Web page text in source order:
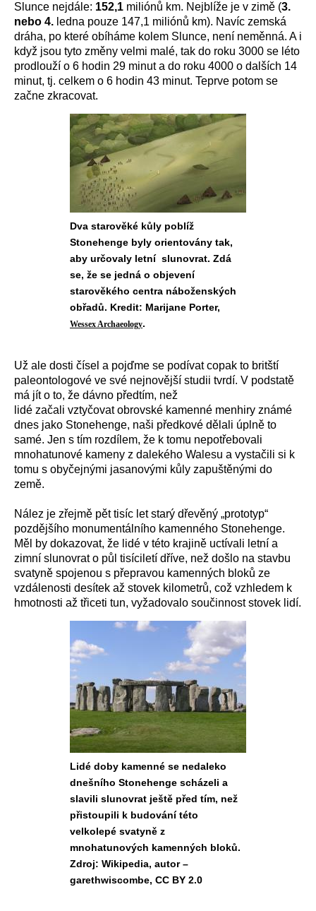
Slunce nejdále: 152,1 miliónů km. Nejblíže je v zimě (3.
nebo 4. ledna pouze 147,1 miliónů km). Navíc zemská
dráha, po které obíháme kolem Slunce, není neměnná. A i
když jsou tyto změny velmi malé, tak do roku 3000 se léto
prodlouží o 6 hodin 29 minut a do roku 4000 o dalších 14
minut, tj. celkem o 6 hodin 43 minut. Teprve potom se
začne zkracovat.
Dva starověké kůly poblíž
Stonehenge byly orientovány tak,
aby určovaly letní slunovrat. Zdá
se, že se jedná o objevení
starověkého centra náboženských
obřadů. Kredit: Marijane Porter,
Wessex Archaeology.
Už ale dosti čísel a pojďme se podívat copak to britští
paleontologové ve své nejnovější studii tvrdí. V podstatě
má jít o to, že dávno předtím, než
lidé začali vztyčovat obrovské kamenné menhiry známé
dnes jako Stonehenge, naši předkové dělali úplně to
samé. Jen s tím rozdílem, že k tomu nepotřebovali
mnohatunové kameny z dalekého Walesu a vystačili si k
tomu s obyčejnými jasanovými kůly zapuštěnými do
země.
Nález je zřejmě pět tisíc let starý dřevěný „prototyp“
pozdějšího monumentálního kamenného Stonehenge.
Měl by dokazovat, že lidé v této krajině uctívali letní a
zimní slunovrat o půl tisíciletí dříve, než došlo na stavbu
svatyně spojenou s přepravou kamenných bloků ze
vzdálenosti desítek až stovek kilometrů, což vzhledem k
hmotnosti až třiceti tun, vyžadovalo součinnost stovek lidí.
Lidé doby kamenné se nedaleko
dnešního Stonehenge scházeli a
slavili slunovrat ještě před tím, než
přistoupili k budování této
velkolepé svatyně z
mnohatunových kamenných bloků.
Zdroj: Wikipedia, autor –
garethwiscombe, CC BY 2.0